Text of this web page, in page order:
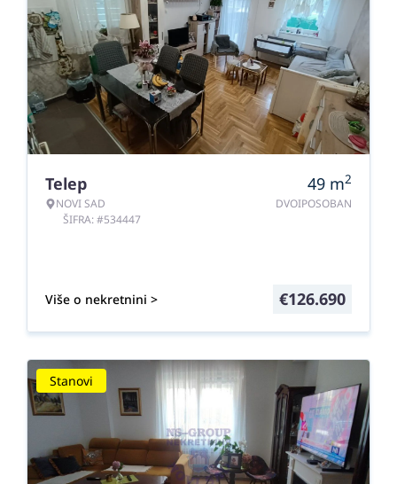
Telep
NOVI SAD
ŠIFRA: #534447
49 m2
DVOIPOSOBAN
Više o nekretnini > €126.690
Stanovi